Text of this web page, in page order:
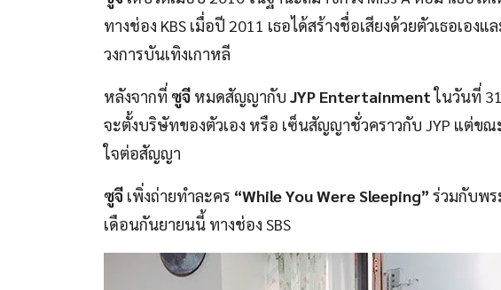
ทางช่อง KBS เมื่อปี 2011 เธอได้สร้างชื่อเสียงด้วยตัวเธอเ
วงการบันเทิงเกาหลี
หลังจากที่ ซูจี หมดสัญญากับ JYP Entertainmentในวันที่
จะตั้งบริษัทของตัวเอง หรือ เซ็นสัญญาชั่วคราวกับ JYP แต่ข
ใจต่อสัญญา
ซูจี เพิ่งถ่ายทำละคร “While You Were Sleeping” ร่วมกับพ
เดือนกันยายนนี้ ทางช่อง SBS